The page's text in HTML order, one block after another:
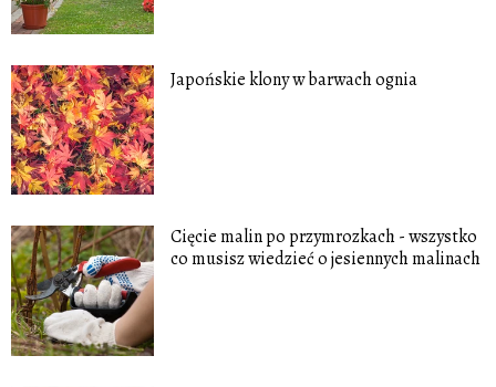
Japońskie klony w barwach ognia
Cięcie malin po przymrozkach - wszystko
co musisz wiedzieć o jesiennych malinach